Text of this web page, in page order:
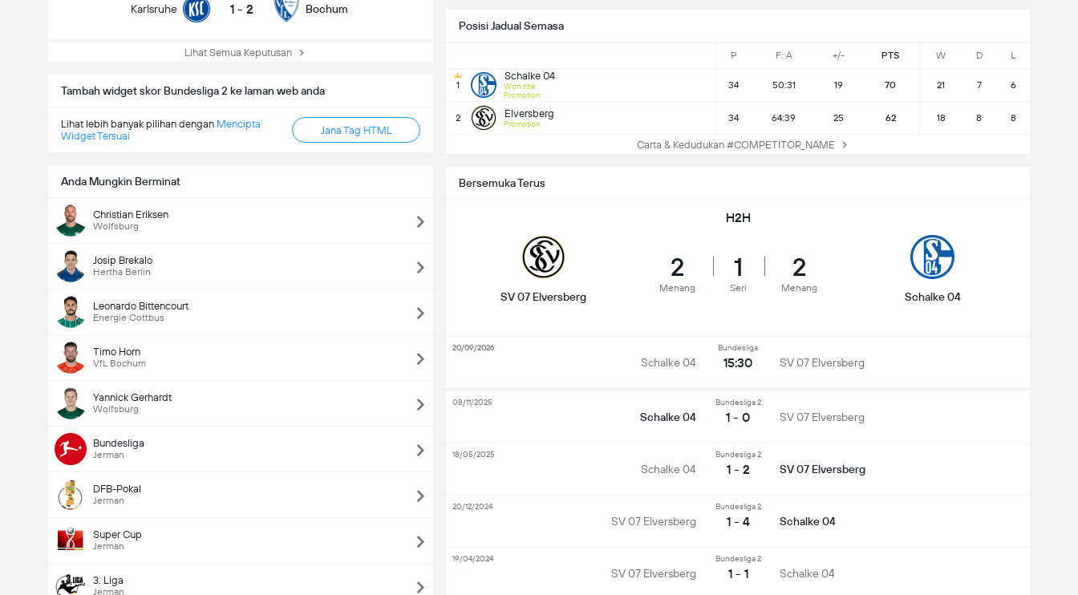
Karlsruhe 1 - 2 Bochum
Lihat Semua Keputusan
Tambah widget skor Bundesliga 2 ke laman web anda
Lihat lebih banyak pilihan dengan Mencipta
Widget Tersuai
Jana Tag HTML
Anda Mungkin Berminat
Christian Eriksen
Wolfsburg
Josip Brekalo
Hertha Berlin
Leonardo Bittencourt
Energie Cottbus
Timo Horn
VfL Bochum
Yannick Gerhardt
Wolfsburg
Bundesliga
Jerman
DFB-Pokal
Jerman
Super Cup
Jerman
3. Liga
Jerman
Posisi Jadual Semasa
P F: A +/- PTS W D L
1
Schalke 04
Won title
Promotion
34 50:31 19 70 21 7 6
2 Elversberg
Promotion
34 64:39 25 62 18 8 8
Carta & Kedudukan #COMPETITOR_NAME
Bersemuka Terus
H2H
SV 07 Elversberg
2
Menang
1
Seri
2
Menang
Schalke 04
Schalke 04
Bundesliga
15:30 SV 07 Elversberg
20/09/2026
Schalke 04
Bundesliga 2
1 - 0 SV 07 Elversberg
08/11/2025
Schalke 04
Bundesliga 2
1 - 2 SV 07 Elversberg
18/05/2025
SV 07 Elversberg
Bundesliga 2
1 - 4 Schalke 04
20/12/2024
SV 07 Elversberg
Bundesliga 2
1 - 1 Schalke 04
19/04/2024